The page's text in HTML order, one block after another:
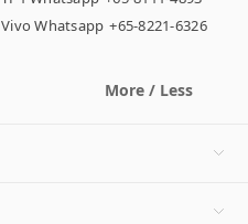
Vivo Whatsapp +65-8221-6326
More / Less